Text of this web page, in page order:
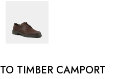
TIMBER CAMPORT